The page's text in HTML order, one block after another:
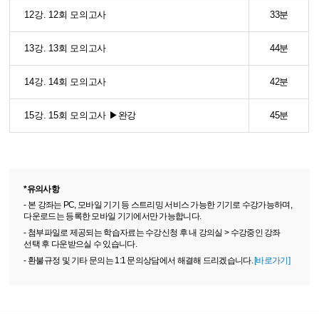
12강. 12회 모의고사 33분
13강. 13회 모의고사 44분
14강. 14회 모의고사 42분
15강. 15회 모의고사 ▶완강 45분
*유의사항
- 본 강좌는 PC, 모바일 기기 등 스트리밍 서비스 가능한 기기로 수강가능하며,
다운로드는 등록한 모바일 기기에서만 가능합니다.
- 첨부파일로 제공되는 학습자료는 수강신청 후 내 강의실 > 수강중인 강좌
선택 후 다운받으실 수 있습니다.
- 환불규정 및 기타 문의는 1:1 문의상담에서 해결해 드리겠습니다.[바로가기]